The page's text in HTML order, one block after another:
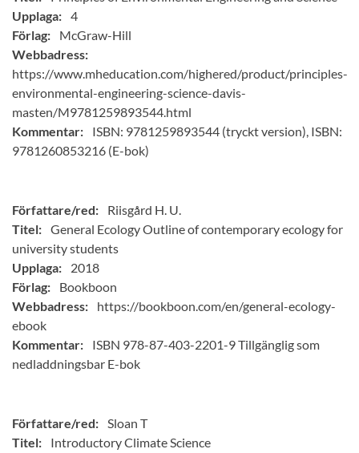
Upplaga: 4
Förlag:
McGraw-Hill
Webbadress:
https://www.mheducation.com/highered/product/principles-
environmental-engineering-science-davis-
masten/M9781259893544.html
Kommentar:
ISBN: 9781259893544 (tryckt version), ISBN:
9781260853216 (E-bok)
Författare/red:
Riisgård H. U.
Titel: General Ecology Outline of contemporary ecology for
university students
Upplaga:
2018
Förlag:
Bookboon
Webbadress:
https://bookboon.com/en/general-ecology-
ebook
Kommentar:
ISBN 978-87-403-2201-9 Tillgänglig som
nedladdningsbar E-bok
Författare/red: Sloan T
Titel:
Introductory Climate Science